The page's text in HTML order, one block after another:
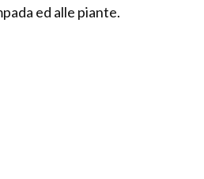
ed alle piante.